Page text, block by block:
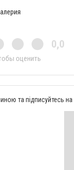
0,0
оценить
та підписуйтесь